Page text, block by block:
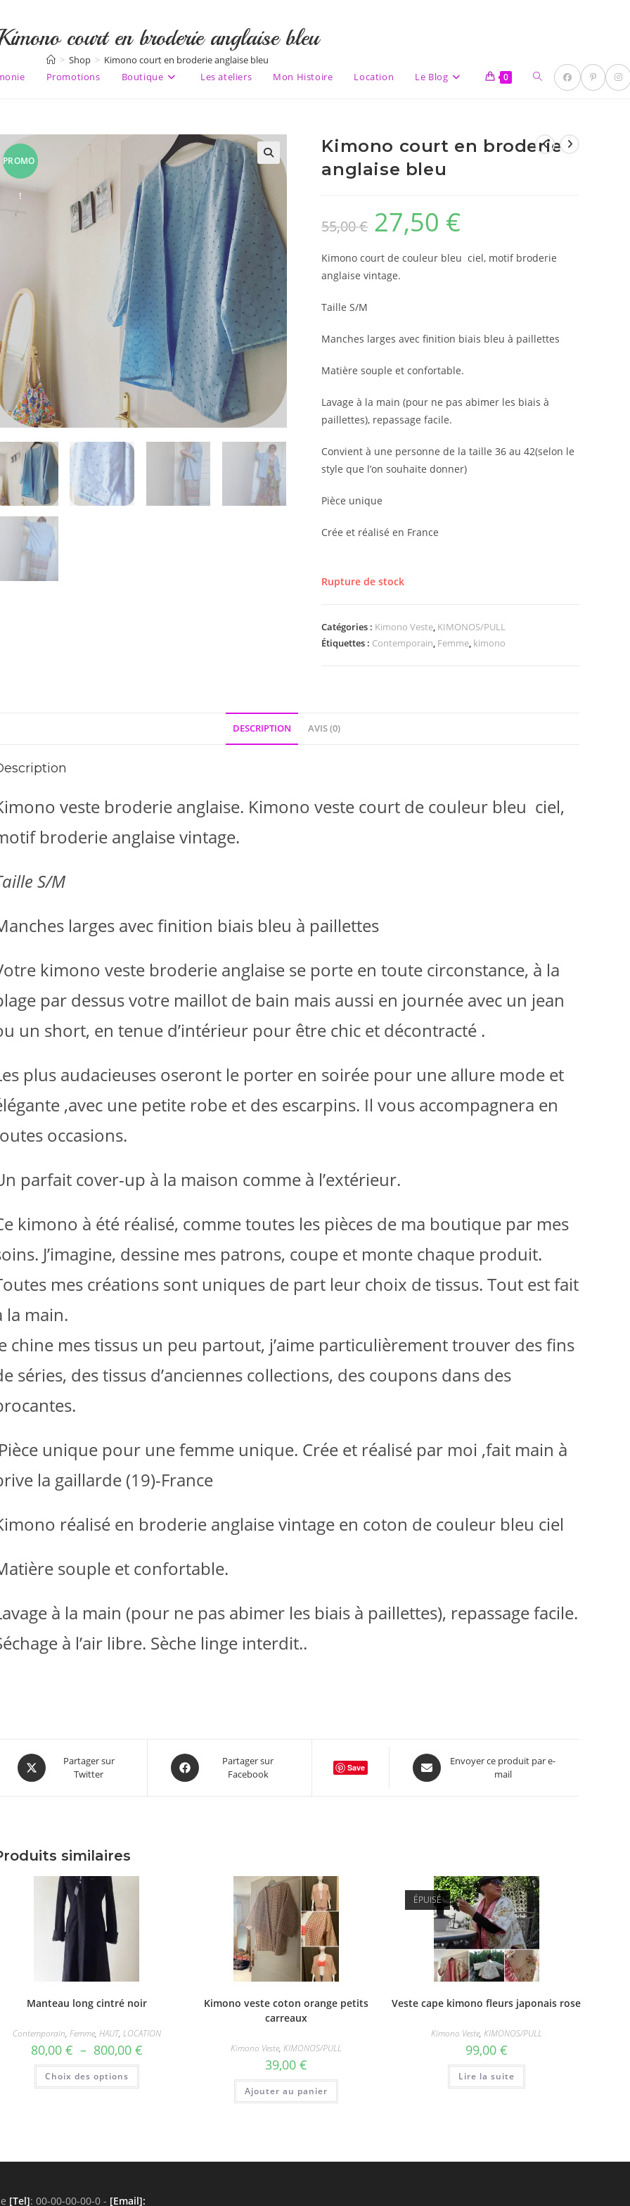
Promotions Boutique Les ateliers Mon Histoire Location Le Blog 0 Toggle
court en broderie anglaise bleu
> Shop > Kimono court en broderie anglaise bleu
PROMO
!
Kimono court en broderie
anglaise bleu
55,00€
Le
prix
initial
55,00 €.
27,50 €
27,50 €.
Kimono court de couleur bleu ciel, motif broderie
anglaise vintage.
Taille S/M
Manches larges avec finition biais bleu à paillettes
Matière souple et confortable.
Lavage à la main (pour ne pas abimer les biais à
paillettes), repassage facile.
Convient à une personne de la taille 36 au 42(selon le
style que l’on souhaite donner)
Pièce unique
Crée et réalisé en France
Rupture de stock
Catégories : Kimono Veste, KIMONOS/PULL
Étiquettes : Contemporain, Femme, kimono
DESCRIPTION AVIS (0)
veste broderie anglaise. Kimono veste court de couleur bleu ciel,
broderie anglaise vintage.
S/M
larges avec finition biais bleu à paillettes
kimono veste broderie anglaise se porte en toute circonstance, à la
par dessus votre maillot de bain mais aussi en journée avec un jean
un short, en tenue d’intérieur pour être chic et décontracté .
plus audacieuses oseront le porter en soirée pour une allure mode et
,avec une petite robe et des escarpins. Il vous accompagnera en
occasions.
parfait cover-up à la maison comme à l’extérieur.
kimono à été réalisé, comme toutes les pièces de ma boutique par mes
J’imagine, dessine mes patrons, coupe et monte chaque produit.
mes créations sont uniques de part leur choix de tissus. Tout est fait
la main.
chine mes tissus un peu partout, j’aime particulièrement trouver des fins
séries, des tissus d’anciennes collections, des coupons dans des
Pièce unique pour une femme unique. Crée et réalisé par moi ,fait main à
la gaillarde (19)-France
réalisé en broderie anglaise vintage en coton de couleur bleu ciel
souple et confortable.
à la main (pour ne pas abimer les biais à paillettes), repassage facile.
à l’air libre. Sèche linge interdit..
Opens
in
Partager sur
Twitter
Opens
in
Partager sur
Facebook
Save
Opens
in
Envoyer ce produit par e-
mail
similaires
Manteau long cintré noir
Contemporain, Femme, HAUT, LOCATION
80,00 € – 800,00 €Plage
de
Choix des options
Ce
a
du
Kimono veste coton orange petits
carreaux
Kimono Veste,KIMONOS/PULL
39,00€
Ajouter au panier
ÉPUISÉ
Veste cape kimono fleurs japonais rose
Kimono Veste, KIMONOS/PULL
99,00 €
Lire la suite
[Tel]: 00-00-00-00-0 - [Email]: